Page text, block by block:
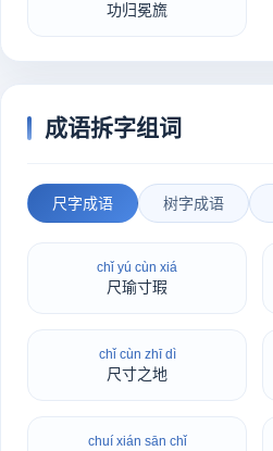
功归冕旒
成语拆字组词
尺字成语 树字成语
chǐ yú cùn xiá
尺瑜寸瑕
chǐ cùn zhī dì
尺寸之地
chuí xián sān chǐ